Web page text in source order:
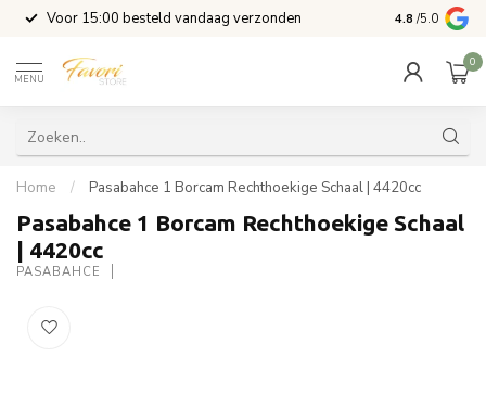
Voor 15:00 besteld vandaag verzonden 4.8 /5.0
MENU
0
Home / Pasabahce 1 Borcam Rechthoekige Schaal | 4420cc
Pasabahce 1 Borcam Rechthoekige Schaal
| 4420cc
PASABAHCE